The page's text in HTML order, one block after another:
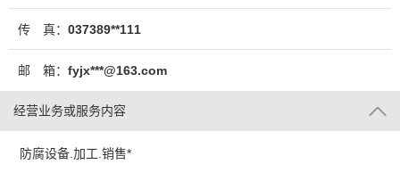
传 真： 037389**111
邮 箱： fyjx***@163.com
经营业务或服务内容
防腐设备.加工.销售*